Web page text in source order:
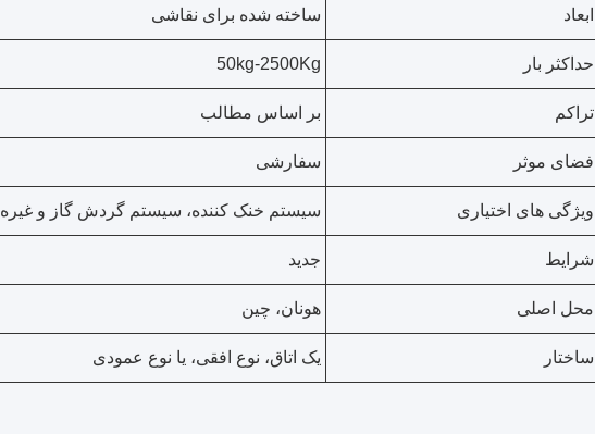
ابعاد ساخته شده برای نقاشی
حداکثر بار 50kg-2500Kg
تراکم بر اساس مطالب
فضای موثر سفارشی
ویژگی های اختیاری سیستم خنک کننده، سیستم گردش گاز و غیره
شرایط جدید
محل اصلی هونان، چین
ساختار یک اتاق، نوع افقی، یا نوع عمودی